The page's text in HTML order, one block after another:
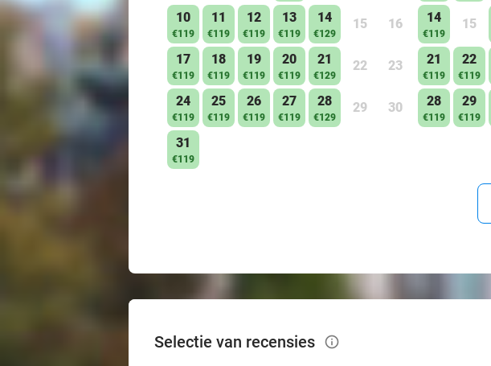
10
€119
11
€119
12
€119
13
€119
14
€129
15 16
17
€119
18
€119
19
€119
20
€119
21
€129
22 23
24
€119
25
€119
26
€119
27
€119
28
€129
29 30
31
€119
14
€119
15
21
€119
22
€119
28
€119
29
€119
Selectie van recensies info_outlined